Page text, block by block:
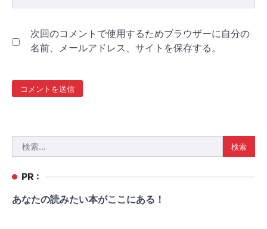
次回のコメントで使用するためブラウザーに自分の
名前、メールアドレス、サイトを保存する。
索:
PR :
あなたの読みたい本がここにある！